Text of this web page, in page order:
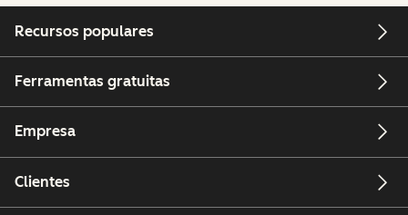
Recursos populares
Ferramentas gratuitas
Empresa
Clientes